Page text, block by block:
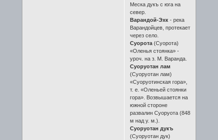
Меска дукъ с юга на
север.
Варандой-Эхк- река
Варандойцев, протекает
через село.
Суорота(Суорота)
«Оленья стоянка» -
уроч. на з. М. Варанда.
Суоруотан лам
(Суоруотан лам)
«Суоруотинская гора»,
т. е. «Оленьей стоянки
гора». Возвышается на
южной стороне
развалин Суоруота (848
м над у. м.).
Суоруотан дукъ
(Суоруотан дук)